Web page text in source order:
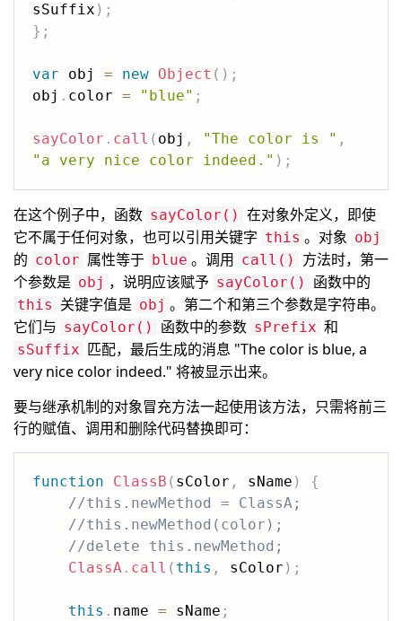
sSuffix ) ;
} ;
var obj = new Object ( ) ;
obj . color = "blue" ;
sayColor . call ( obj , "The color is " ,
"a very nice color indeed." ) ;
在这个例子中，函数 sayColor() 在对象外定义，即使
它不属于任何对象，也可以引用关键字 this 。对象 obj
的 color 属性等于 blue 。调用 call()
方法时，第一
个参数是 obj ，说明应该赋予 sayColor() 函数中的
this 关键字值是 obj 。第二个和第三个参数是字符串。
它们与 sayColor() 函数中的参数 sPrefix 和
sSuffix 匹配，最后生成的消息 "The color is blue, a
very nice color indeed." 将被显示出来。
要与继承机制的对象冒充方法一起使用该方法，只需将前三
行的赋值、调用和删除代码替换即可：
function ClassB ( sColor , sName )
{
//this.newMethod = ClassA;
//this.newMethod(color);
//delete this.newMethod;
ClassA . call ( this , sColor ) ;
this . name = sName ;